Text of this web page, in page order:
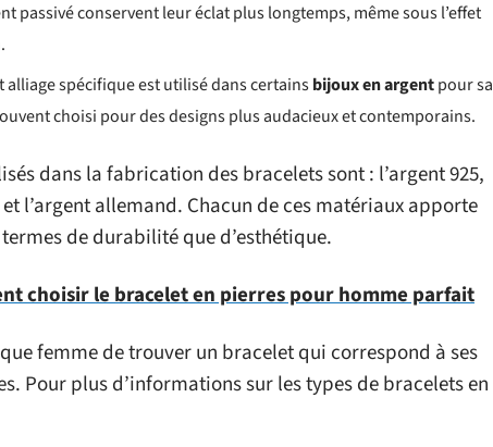
passivé conservent leur éclat plus longtemps, même sous l’effet
alliage spécifique est utilisé dans certainsbijoux en argentpour sa
choisi pour des designs plus audacieux et contemporains.
dans la fabrication des bracelets sont : l’argent 925,
l’argent allemand. Chacun de ces matériaux apporte
de durabilité que d’esthétique.
choisir le bracelet en pierres pour homme parfait
femme de trouver un bracelet qui correspond à ses
Pour plus d’informations sur les types de bracelets en